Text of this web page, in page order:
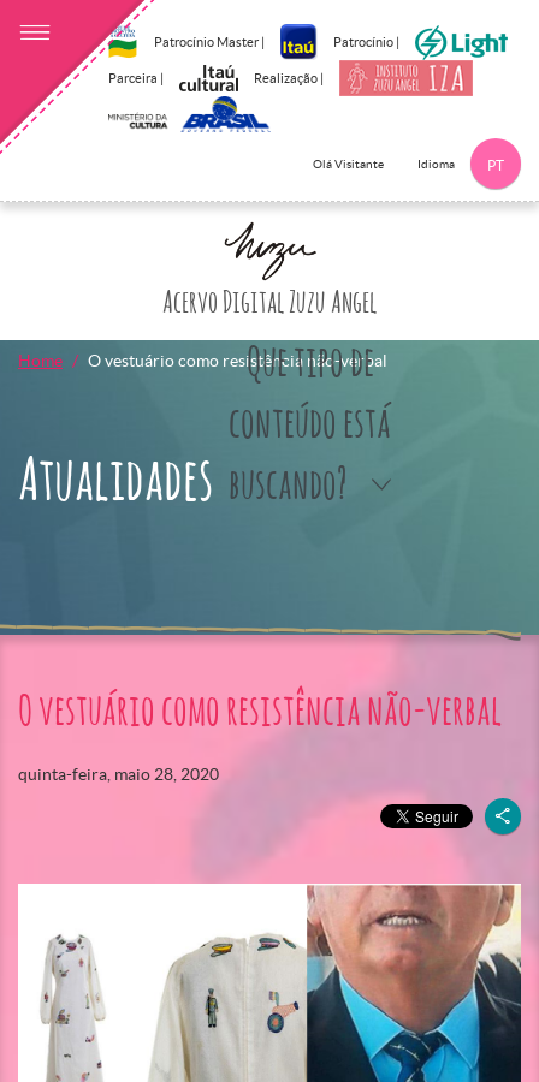
Patrocínio Master | Patrocínio |
Parceira | Realização |
Olá Visitante Idioma PT
Acervo Digital Zuzu Angel
Que tipo de
conteúdo está
buscando?
Home O vestuário como resistência não-verbal
Atualidades
O vestuário como resistência não-verbal
quinta-feira, maio 28, 2020